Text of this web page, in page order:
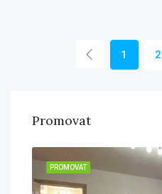
1 2
Promovat
PROMOVAT